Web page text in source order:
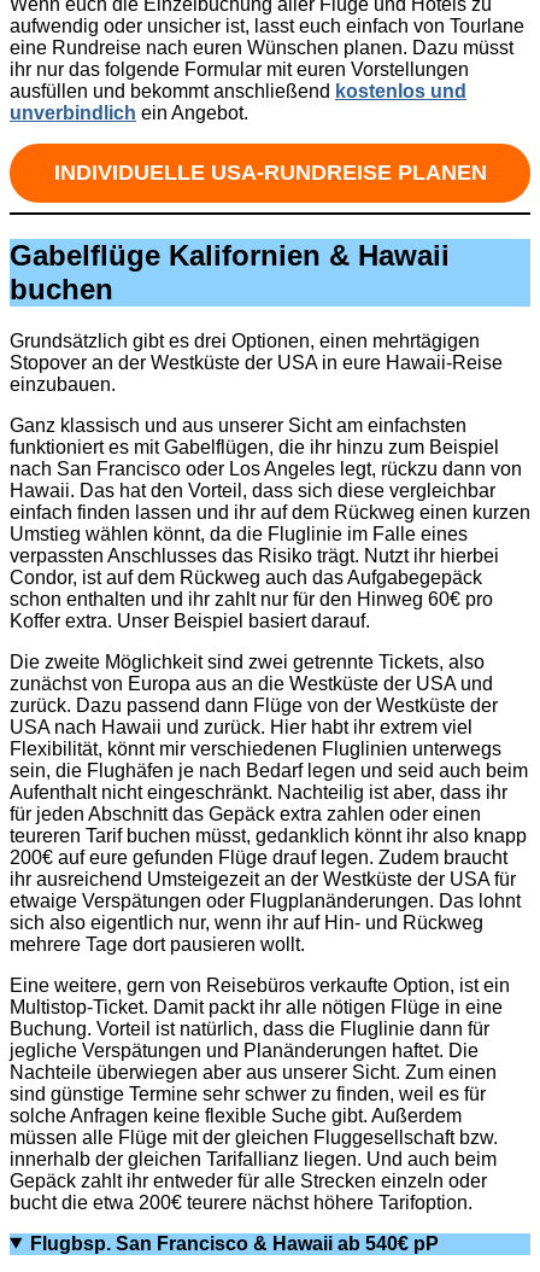
aufwendig oder unsicher ist, lasst euch einfach von Tourlane
eine Rundreise nach euren Wünschen planen. Dazu müsst
ihr nur das folgende Formular mit euren Vorstellungen
ausfüllen und bekommt anschließend kostenlos und
unverbindlich ein Angebot.
INDIVIDUELLE USA-RUNDREISE PLANEN
Gabelflüge Kalifornien & Hawaii
buchen
Grundsätzlich gibt es drei Optionen, einen mehrtägigen
Stopover an der Westküste der USA in eure Hawaii-Reise
einzubauen.
Ganz klassisch und aus unserer Sicht am einfachsten
funktioniert es mit Gabelflügen, die ihr hinzu zum Beispiel
nach San Francisco oder Los Angeles legt, rückzu dann von
Hawaii. Das hat den Vorteil, dass sich diese vergleichbar
einfach finden lassen und ihr auf dem Rückweg einen kurzen
Umstieg wählen könnt, da die Fluglinie im Falle eines
verpassten Anschlusses das Risiko trägt. Nutzt ihr hierbei
Condor, ist auf dem Rückweg auch das Aufgabegepäck
schon enthalten und ihr zahlt nur für den Hinweg 60€ pro
Koffer extra. Unser Beispiel basiert darauf.
Die zweite Möglichkeit sind zwei getrennte Tickets, also
zunächst von Europa aus an die Westküste der USA und
zurück. Dazu passend dann Flüge von der Westküste der
USA nach Hawaii und zurück. Hier habt ihr extrem viel
Flexibilität, könnt mir verschiedenen Fluglinien unterwegs
sein, die Flughäfen je nach Bedarf legen und seid auch beim
Aufenthalt nicht eingeschränkt. Nachteilig ist aber, dass ihr
für jeden Abschnitt das Gepäck extra zahlen oder einen
teureren Tarif buchen müsst, gedanklich könnt ihr also knapp
200€ auf eure gefunden Flüge drauf legen. Zudem braucht
ihr ausreichend Umsteigezeit an der Westküste der USA für
etwaige Verspätungen oder Flugplanänderungen. Das lohnt
sich also eigentlich nur, wenn ihr auf Hin- und Rückweg
mehrere Tage dort pausieren wollt.
Eine weitere, gern von Reisebüros verkaufte Option, ist ein
Multistop-Ticket. Damit packt ihr alle nötigen Flüge in eine
Buchung. Vorteil ist natürlich, dass die Fluglinie dann für
jegliche Verspätungen und Planänderungen haftet. Die
Nachteile überwiegen aber aus unserer Sicht. Zum einen
sind günstige Termine sehr schwer zu finden, weil es für
solche Anfragen keine flexible Suche gibt. Außerdem
müssen alle Flüge mit der gleichen Fluggesellschaft bzw.
innerhalb der gleichen Tarifallianz liegen. Und auch beim
Gepäck zahlt ihr entweder für alle Strecken einzeln oder
bucht die etwa 200€ teurere nächst höhere Tarifoption.
Flugbsp. San Francisco & Hawaii ab 540€ pP